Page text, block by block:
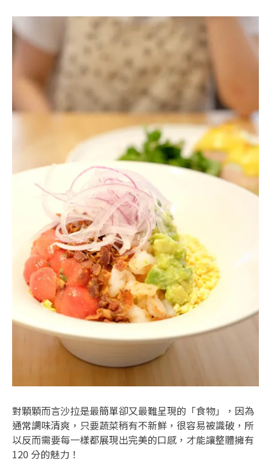
對顆顆而言沙拉是最簡單卻又最難呈現的「食物」，因為
通常調味清爽，只要蔬菜稍有不新鮮，很容易被識破，所
以反而需要每一樣都展現出完美的口感，才能讓整體擁有
120 分的魅力！